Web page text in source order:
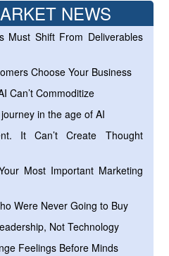
NEWS
Must Shift From Deliverables
Choose Your Business
Can’t Commoditize
in the age of AI
It Can’t Create Thought
Most Important Marketing
Were Never Going to Buy
Not Technology
Feelings Before Minds